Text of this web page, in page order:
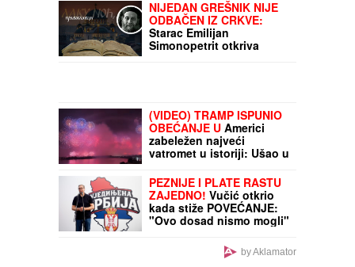
MARINA VISKOVIĆ U
NIKAD SMELIJEM
STAJLINGU! U
kaubojkama i sa
(Foto)
užasa kod Jasenovika:
Dramatični prizori sa lica
mesta, sumnja se da ima
povređenih